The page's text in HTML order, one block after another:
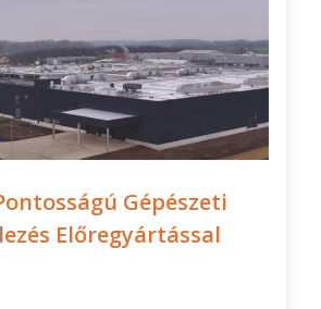
Gépészeti
Előregyártással